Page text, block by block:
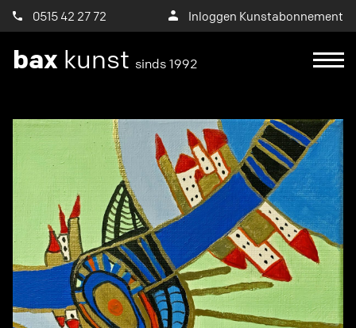
0515 42 27 72 Inloggen Kunstabonnement
bax kunst sinds 1992